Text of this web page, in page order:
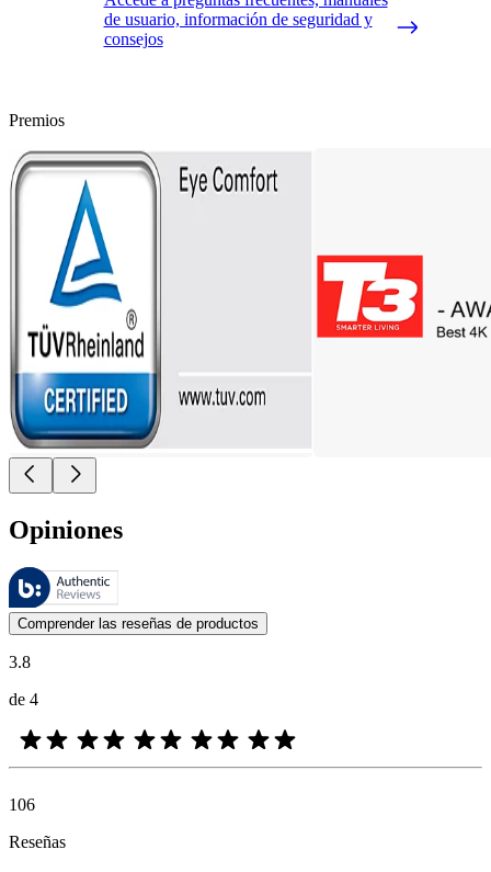
de usuario, información de seguridad y
consejos
Premios
Opiniones
Estas reseñas las gestiona Bazaarvoice y cumplen con la política de
Las opiniones de los clientes en forma de reseñas de productos y
Comprender las reseñas de productos
3.8
de 4
106
Reseñas